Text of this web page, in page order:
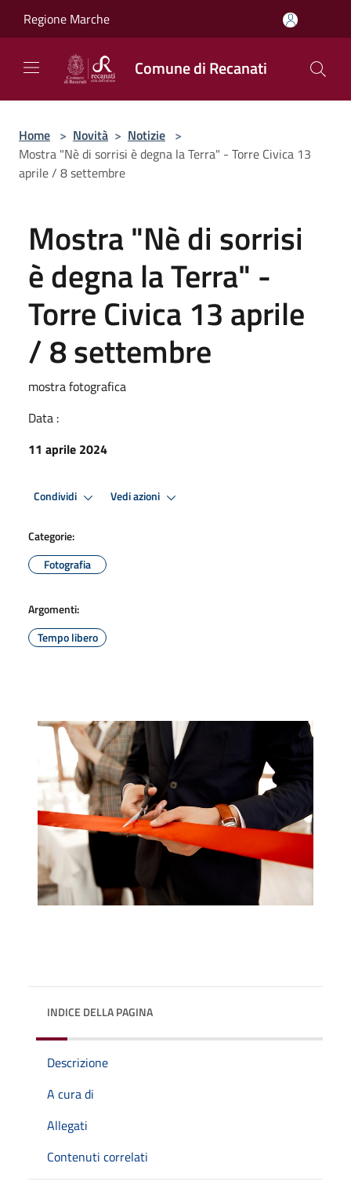
Regione Marche
Comune di Recanati
Home > Novità > Notizie >
Mostra "Nè di sorrisi è degna la Terra" - Torre Civica 13
aprile / 8 settembre
Mostra "Nè di sorrisi
è degna la Terra" -
Torre Civica 13 aprile
/ 8 settembre
mostra fotografica
Data :
11 aprile 2024
Condividi Vedi azioni
Categorie:
Fotografia
Argomenti:
Tempo libero
INDICE DELLA PAGINA
Descrizione
A cura di
Allegati
Contenuti correlati